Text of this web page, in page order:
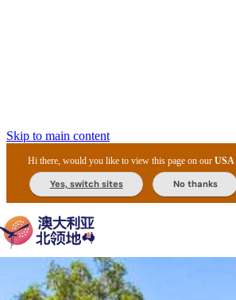
Skip to main content
Hi there, would you like to view this page on ourUSA
Yes, switch sites No thanks